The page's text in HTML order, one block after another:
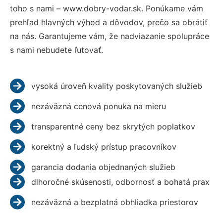
toho s nami – www.dobry-vodar.sk. Ponúkame vám
prehľad hlavných výhod a dôvodov, prečo sa obrátiť
na nás. Garantujeme vám, že nadviazanie spolupráce
s nami nebudete ľutovať.
vysoká úroveň kvality poskytovaných služieb
nezáväzná cenová ponuka na mieru
transparentné ceny bez skrytých poplatkov
korektný a ľudský prístup pracovníkov
garancia dodania objednaných služieb
dlhoročné skúsenosti, odbornosť a bohatá prax
nezáväzná a bezplatná obhliadka priestorov